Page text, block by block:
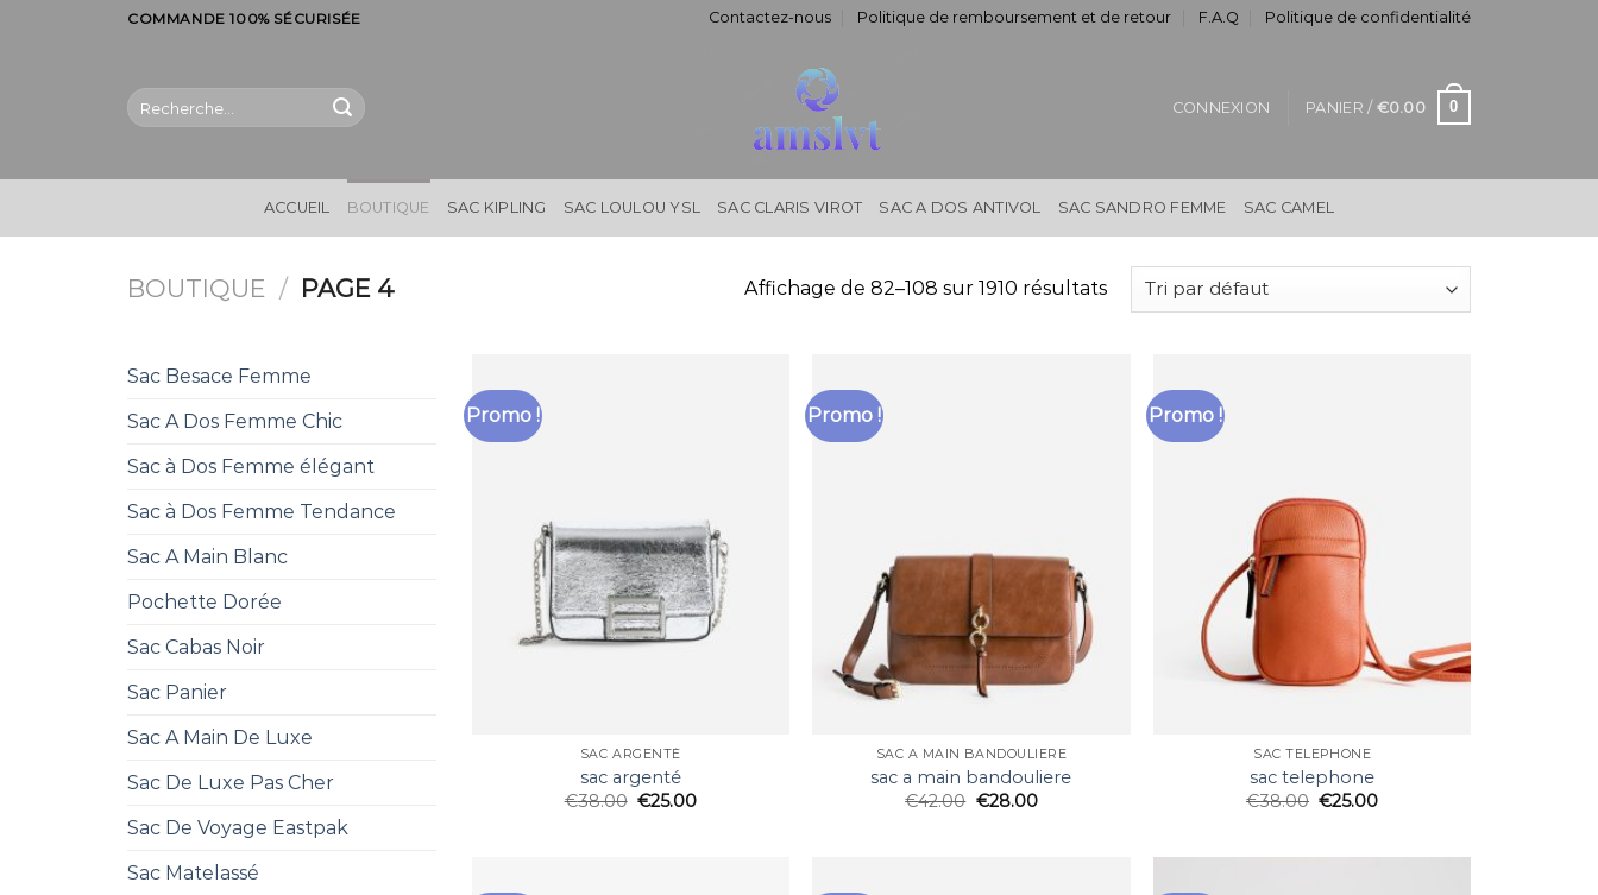
COMMANDE 100% SÉCURISÉE Contactez-nous Politique de remboursement et de retour F.A.Q Politique de confidentialité
Recherche
pour :
CONNEXION PANIER / €0.00 0
ACCUEIL BOUTIQUE SAC KIPLING SAC LOULOU YSL SAC CLARIS VIROT SAC A DOS ANTIVOL SAC SANDRO FEMME SAC CAMEL
BOUTIQUE / PAGE 4 Affichage de 82–108 sur 1910 résultats
Sac Besace Femme
Sac A Dos Femme Chic
Sac à Dos Femme élégant
Sac à Dos Femme Tendance
Sac A Main Blanc
Pochette Dorée
Sac Cabas Noir
Sac Panier
Sac A Main De Luxe
Sac De Luxe Pas Cher
Sac De Voyage Eastpak
Sac Matelassé
Promo !
SAC ARGENTÉ
sac argenté
€38.00 €25.00
Promo !
SAC A MAIN BANDOULIERE
sac a main bandouliere
€42.00 €28.00
Promo !
SAC TELEPHONE
sac telephone
€38.00 €25.00